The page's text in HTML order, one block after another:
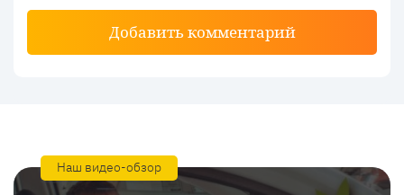
Добавить комментарий
Наш видео-обзор